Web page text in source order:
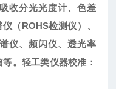
收分光光度计、色差
（ROHS检测仪）、
仪、频闪仪、透光率
。轻工类仪器校准：